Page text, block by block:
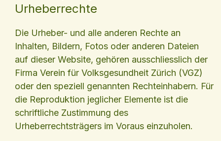
Urheberrechte
Die Urheber- und alle anderen Rechte an
Inhalten, Bildern, Fotos oder anderen Dateien
auf dieser Website, gehören ausschliesslich der
Firma Verein für Volksgesundheit Zürich (VGZ)
oder den speziell genannten Rechteinhabern. Für
die Reproduktion jeglicher Elemente ist die
schriftliche Zustimmung des
Urheberrechtsträgers im Voraus einzuholen.